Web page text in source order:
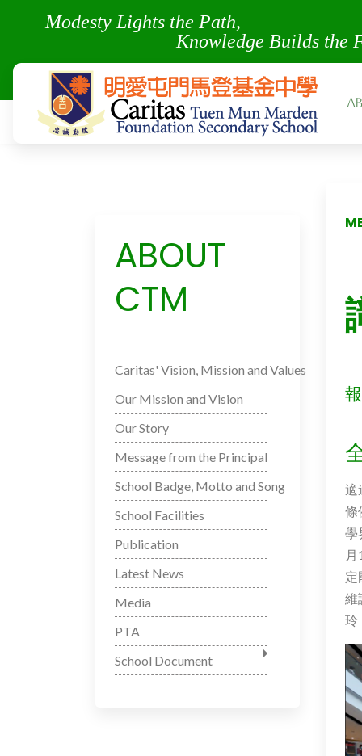
Modesty Lights the
Knowledge Builds the
ABOUT
CTM
Caritas' Vision, Mission and Values
Our Mission and Vision
Our Story
Message from the Principal
School Badge, Motto and Song
School Facilities
Publication
Latest News
Media
PTA
School Document
適
條
學
定
維
玲